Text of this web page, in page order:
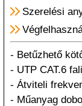
Szerelési
- Betűzhető
- UTP CAT.6
- Átviteli
- Műanyag